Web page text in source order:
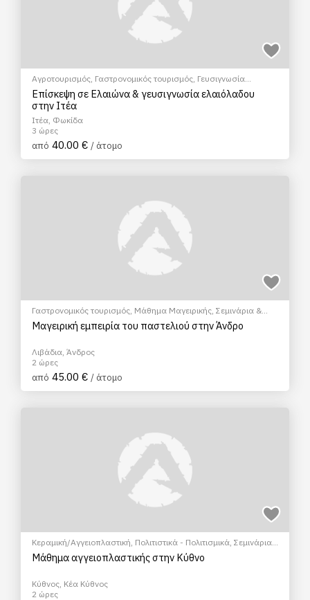
Αγροτουρισμός, Γαστρονομικός τουρισμός, Γευσιγνωσία
ελαιολάδου
Ξεναγήσεις/Αξιοθέατα Σεμινάρια & Μαθήματα
Επίσκεψη σε Ελαιώνα & γευσιγνωσία ελαιόλαδου
στην Ιτέα
Ιτέα, Φωκίδα
3 ώρες
από 40.00 € / άτομο
Γαστρονομικός τουρισμός, Μάθημα Μαγειρικής, Σεμινάρια &
Μαθήματα
Μαγειρική εμπειρία του παστελιού στην Άνδρο
Λιβάδια, Άνδρος
2 ώρες
από 45.00 € / άτομο
Κεραμική/Αγγειοπλαστική, Πολιτιστικά - Πολιτισμικά, Σεμινάρια
& Μαθήματα
Μάθημα αγγειοπλαστικής στην Κύθνο
Κύθνος, Κέα Κύθνος
2 ώρες